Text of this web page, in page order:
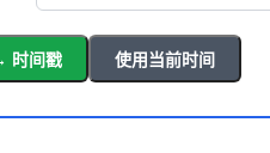
时间戳 使用当前时间